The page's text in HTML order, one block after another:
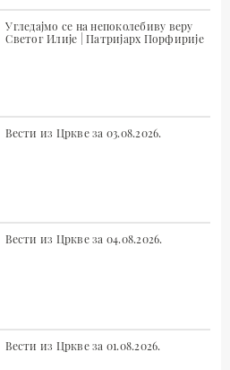
Угледајмо се на непоколебиву веру
Светог Илије | Патријарх Порфирије
Вести из Цркве за 03.08.2026.
Вести из Цркве за 04.08.2026.
Вести из Цркве за 01.08.2026.